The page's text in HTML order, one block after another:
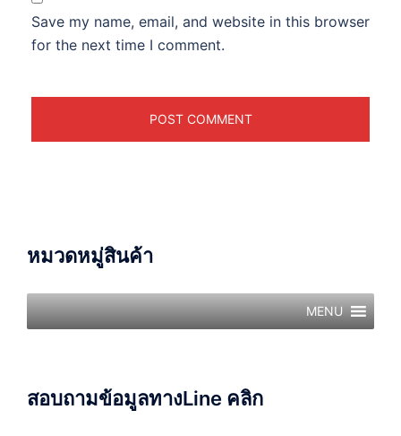
Save my name, email, and website in this browser
for the next time I comment.
หมวดหมู่สินค้า
MENU
สอบถามข้อมูลทางLine คลิก